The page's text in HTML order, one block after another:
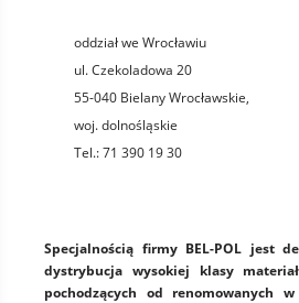
oddział we Wrocławiu
ul. Czekoladowa 20
55-040 Bielany Wrocławskie,
woj.dolnośląskie
Tel.:71 390 19 30
Specjalnością firmy BEL-POL jest
dystrybucja wysokiej klasy
pochodzących od renomowanych